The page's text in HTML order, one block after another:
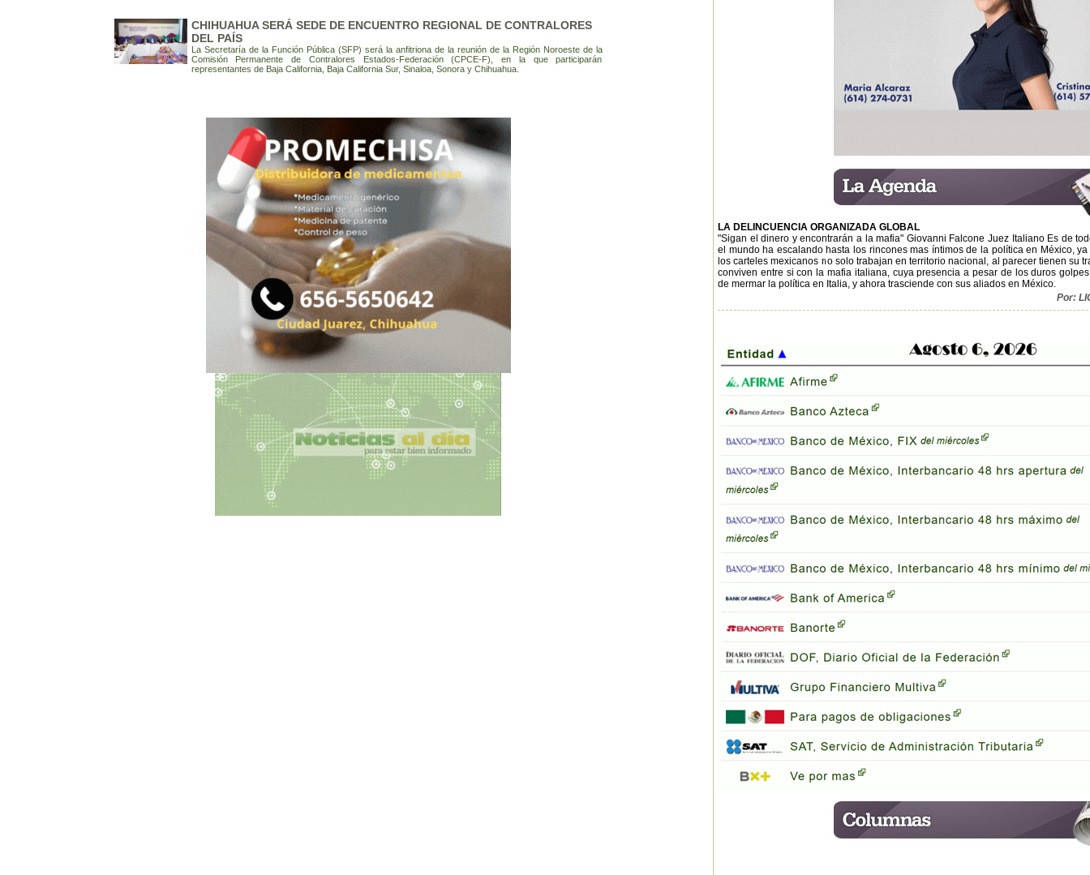
CHIHUAHUA SERÁ SEDE DE ENCUENTRO REGIONAL DE CONTRALORES
DEL PAÍS
La Secretaría de la Función Pública (SFP) será la anfitriona de la reunión de la Región Noroeste de la
Comisión Permanente de Contralores Estados-Federación (CPCE-F), en la que participarán
representantes de Baja California, Baja California Sur, Sinaloa, Sonora y Chihuahua.
LA DELINCUENCIA ORGANIZADA GLOBAL
"Sigan el dinero y encontrarán a la mafia" Giovanni Falcone Juez Italiano Es de
el mundo ha escalando hasta los rincones mas íntimos de la política en México,
los carteles mexicanos no solo trabajan en territorio nacional, al parecer tienen su
conviven entre si con la mafia italiana, cuya presencia a pesar de los duros
de mermar la política en Italia, y ahora trasciende con sus aliados en México.
Por: